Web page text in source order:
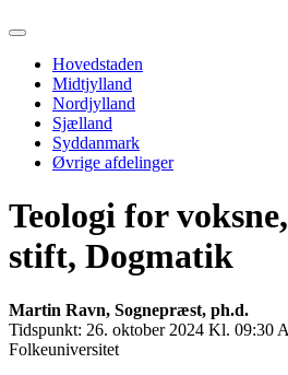
Primary
Hovedstaden
Midtjylland
Nordjylland
Sjælland
Syddanmark
Øvrige afdelinger
Teologi for
stift, Dogmatik
Martin Ravn, Sognepræst, ph.d.
Tidspunkt: 26. oktober 2024 Kl. 09:30
Folkeuniversitet